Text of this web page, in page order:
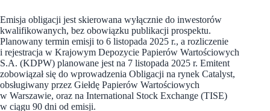
Emisja obligacji jest skierowana wyłącznie do inwestorów
kwalifikowanych, bez obowiązku publikacji prospektu.
Planowany termin emisji to 6 listopada 2025 r., a rozliczenie
i rejestracja w Krajowym Depozycie Papierów Wartościowych
S.A. (KDPW) planowane jest na 7 listopada 2025 r. Emitent
zobowiązał się do wprowadzenia Obligacji na rynek Catalyst,
obsługiwany przez Giełdę Papierów Wartościowych
w Warszawie, oraz na International Stock Exchange (TISE)
w ciągu 90 dni od emisji.